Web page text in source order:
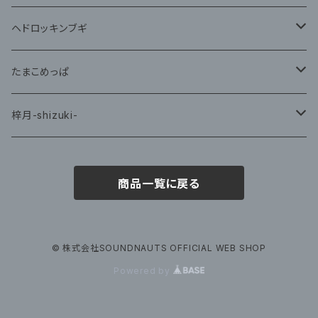
藤咲ゆみ
ヘドロッキンブギ
CD
たまこめっぱ
グッズ
梓月-shizuki-
商品一覧に戻る
© 株式会社SOUNDNAUTS OFFICIAL WEB SHOP
Powered by